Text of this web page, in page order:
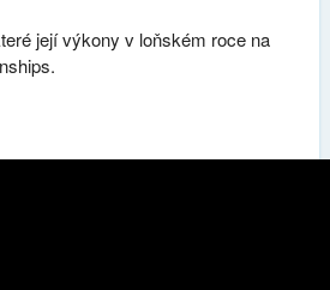
její výkony v loňském roce na